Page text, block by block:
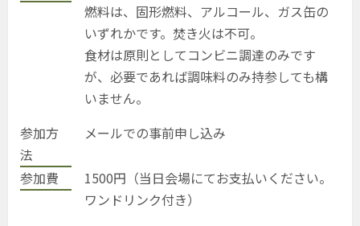
燃料は、固形燃料、アルコール、ガス缶の
いずれかです。焚き火は不可。
食材は原則としてコンビニ調達のみです
が、必要であれば調味料のみ持参しても構
いません。
参加方
法
メールでの事前申し込み
参加費
1500円（当日会場にてお支払いください。
ワンドリンク付き）